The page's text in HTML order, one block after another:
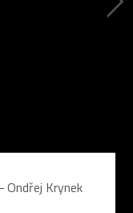
Ondřej Krynek